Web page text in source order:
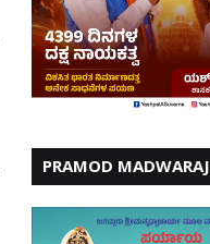
PRAMOD MADWARAJ